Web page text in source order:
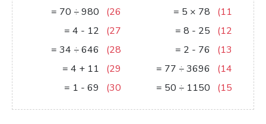
11)
78
×
5
=
12)
25
-
8
=
13)
76
-
2
=
14)
3696
÷
77
=
15)
1150
÷
50
=
26)
980
÷
70
=
27)
12
-
4
=
28)
646
÷
34
=
29)
11
+
4
=
30)
69
-
1
=